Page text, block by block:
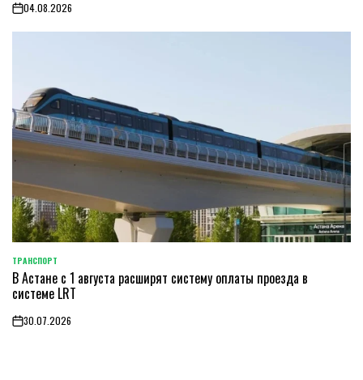
on04.08.2026
POSTED
IN
ТРАНСПОРТ
В Астане с 1 августа расширят систему оплаты проезда в
системе LRT
on30.07.2026